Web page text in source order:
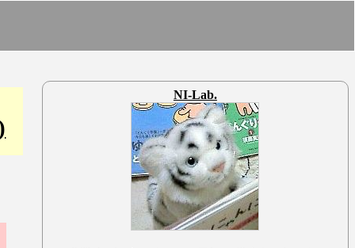
NI-Lab.